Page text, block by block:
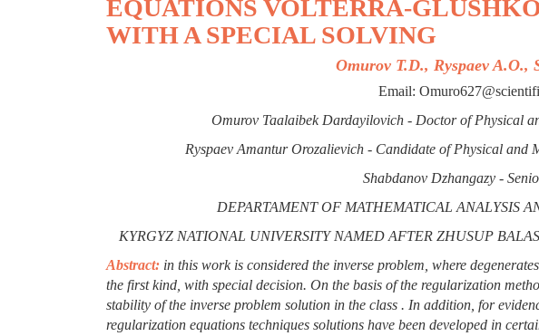
EQUATIONS VOLTERRA-
WITH A SPECIAL SOLVING
Omurov T.D., Ryspaev A.O.,
Email:
Omurov Taalaibek Dardayilovich - Doctor of Physical
Ryspaev Amantur Orozalievich - Candidate of Physical and
Shabdanov Dzhangazy -
DEPARTAMENT OF MATHEMATICAL ANALYSIS
KYRGYZ NATIONAL UNIVERSITY NAMED AFTER ZHUSUP
Abstract: in this work is considered the inverse problem, where
the first kind, with special decision. On the basis of the regularization
stability of the inverse problem solution in the class . In addition, for
regularization equations techniques solutions have been developed in